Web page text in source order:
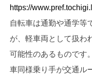
https://
自転車は通勤や通学等
が、軽車両として扱わ
可能性のあるものです。
車同様乗り手が交通ル